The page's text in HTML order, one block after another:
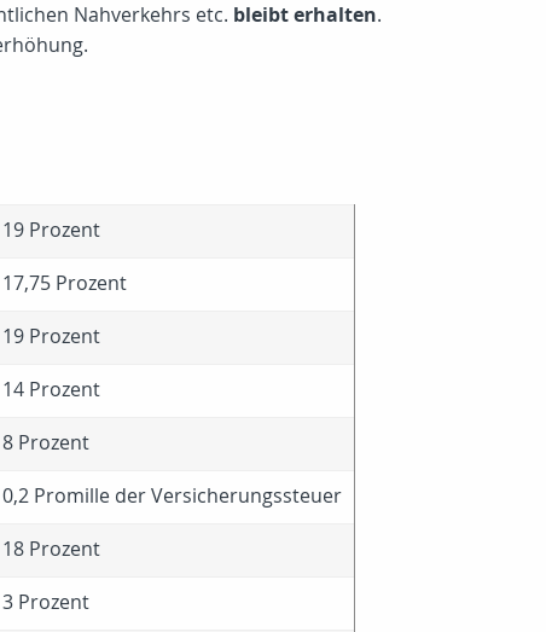
Nahverkehrs etc. bleibt erhalten.
19 Prozent
17,75 Prozent
19 Prozent
14 Prozent
8 Prozent
0,2 Promille der Versicherungssteuer
18 Prozent
3 Prozent